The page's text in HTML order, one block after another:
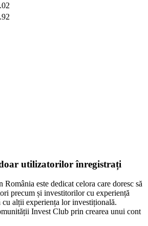
utilizatorilor înregistrați
este dedicat celora care doresc să
precum și investitorilor cu experiență
cu alții experiența lor investițională.
Invest Club prin crearea unui cont